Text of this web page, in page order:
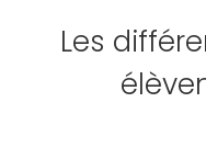
Les